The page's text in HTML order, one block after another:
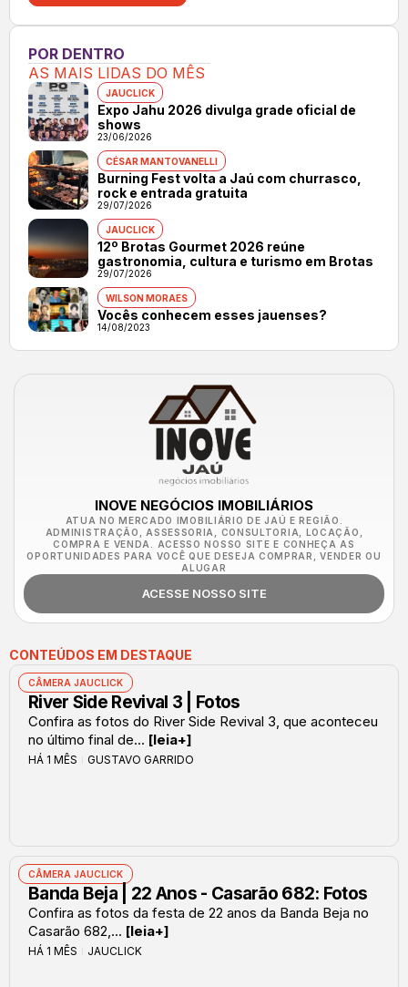
POR DENTRO
AS MAIS LIDAS DO MÊS
JAUCLICK
Expo Jahu 2026 divulga grade oficial de
shows
23/06/2026
CÉSAR MANTOVANELLI
Burning Fest volta a Jaú com churrasco,
rock e entrada gratuita
29/07/2026
JAUCLICK
12º Brotas Gourmet 2026 reúne
gastronomia, cultura e turismo em Brotas
29/07/2026
WILSON MORAES
Vocês conhecem esses jauenses?
14/08/2023
INOVE NEGÓCIOS IMOBILIÁRIOS
ATUA NO MERCADO IMOBILIÁRIO DE JAÚ E REGIÃO.
ADMINISTRAÇÃO, ASSESSORIA, CONSULTORIA, LOCAÇÃO,
COMPRA E VENDA. ACESSO NOSSO SITE E CONHEÇA AS
OPORTUNIDADES PARA VOCÊ QUE DESEJA COMPRAR, VENDER OU
ALUGAR
ACESSE NOSSO SITE
CONTEÚDOS EM DESTAQUE
CÂMERA JAUCLICK
River Side Revival 3 | Fotos
Confira as fotos do River Side Revival 3, que aconteceu
no último final de... [leia+]
HÁ 1 MÊS GUSTAVO GARRIDO
CÂMERA JAUCLICK
Banda Beja | 22 Anos - Casarão 682: Fotos
Confira as fotos da festa de 22 anos da Banda Beja no
Casarão 682,... [leia+]
HÁ 1 MÊS JAUCLICK